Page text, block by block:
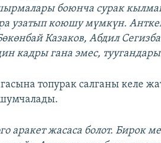
боюнча сурак кылмак
узатып коюшу мүмкүн.
Казаков, Абдил
кадры гана эмес,
топурак салганы келе
аракет жасаса болот. Бирок